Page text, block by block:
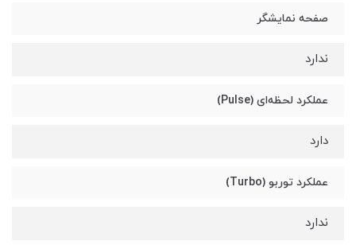
صفحه نمایشگر
ندارد
عملکرد لحظه‌ای (Pulse)
دارد
عملکرد توربو (Turbo)
ندارد